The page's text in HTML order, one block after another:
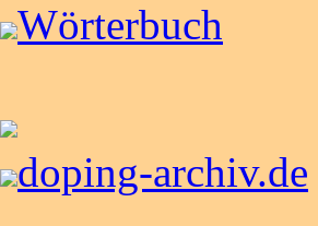
Wörterbuch
doping-archiv.de